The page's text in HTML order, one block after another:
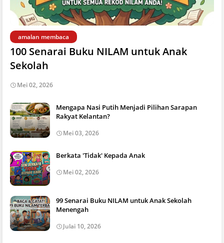
amalan membaca
100 Senarai Buku NILAM untuk Anak
Sekolah
Mei 02, 2026
Mengapa Nasi Putih Menjadi Pilihan Sarapan
Rakyat Kelantan?
Mei 03, 2026
Berkata 'Tidak' Kepada Anak
Mei 02, 2026
99 Senarai Buku NILAM untuk Anak Sekolah
Menengah
Julai 10, 2026